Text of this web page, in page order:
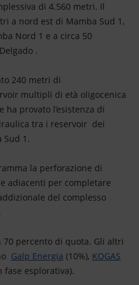
di 4.560 metri. Il
a nord est di Mamba Sud 1,
Nord 1 e a circa 50
.
240 metri di
multipli di età oligocenica
provato l’esistenza di
tra i reservoir dei
Sud 1.
la perforazione di
adiacenti per completare
del complesso
70 percento di quota. Gli altri
Galp Energia (10%), KOGAS
fase esplorativa).